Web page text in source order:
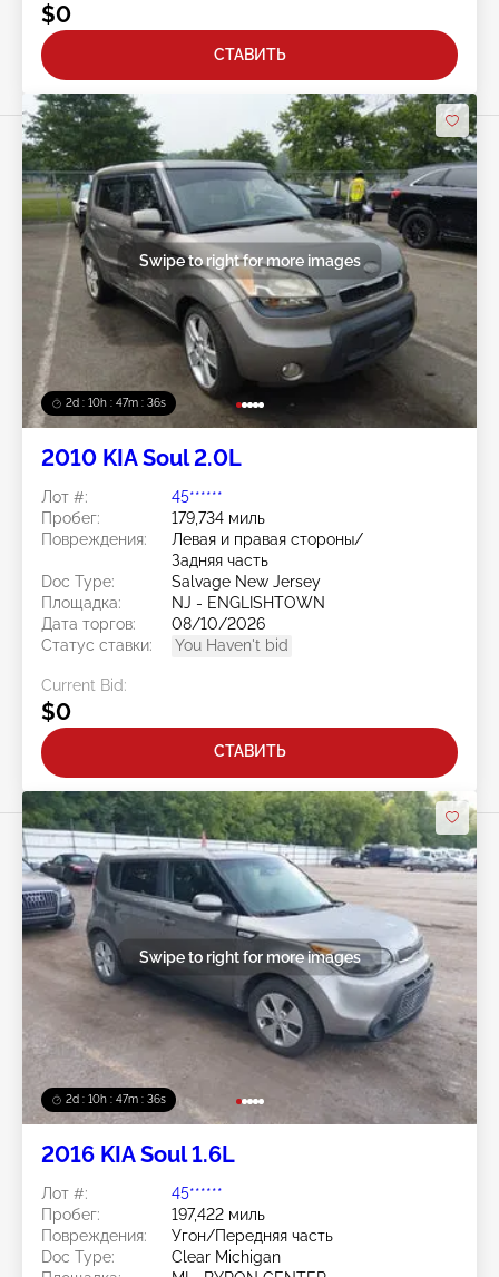
$0
СТАВИТЬ
2d : 10h : 47m : 33s
Swipe to right for more images
2010 KIA Soul 2.0L
Лот #:
45******
Пробег:
179,734 миль
Повреждения:
Левая и правая стороны/
Задняя часть
Doc Type:
Salvage New Jersey
Площадка:
NJ - ENGLISHTOWN
Дата торгов:
08/10/2026
Статус ставки:
You Haven't bid
Current Bid:
$0
СТАВИТЬ
2d : 10h : 47m : 33s
Swipe to right for more images
2016 KIA Soul 1.6L
Лот #:
45******
Пробег:
197,422 миль
Повреждения:
Угон/Передняя часть
Doc Type:
Clear Michigan